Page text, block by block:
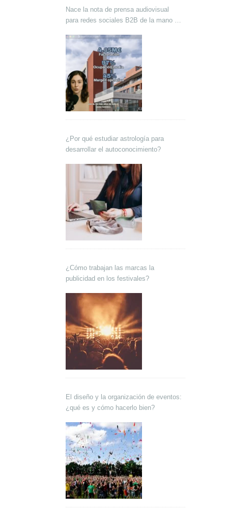
Nace la nota de prensa audiovisual
para redes sociales B2B de la mano de
¿Por qué estudiar astrología para
desarrollar el autoconocimiento?
¿Cómo trabajan las marcas la
publicidad en los festivales?
El diseño y la organización de eventos:
¿qué es y cómo hacerlo bien?